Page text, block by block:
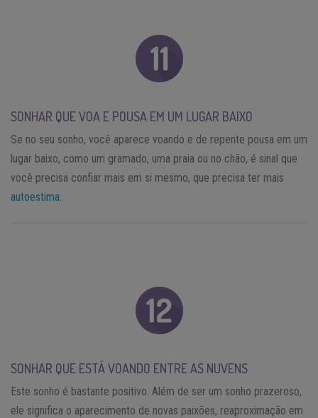
SONHAR QUE VOA E POUSA EM UM LUGAR BAIXO
Se no seu sonho, você aparece voando e de repente pousa em um
lugar baixo, como um gramado, uma praia ou no chão, é sinal que
você precisa confiar mais em si mesmo, que precisa ter mais
autoestima.
SONHAR QUE ESTÁ VOANDO ENTRE AS NUVENS
Este sonho é bastante positivo. Além de ser um sonho prazeroso,
ele significa o aparecimento de novas paixões, reaproximação em